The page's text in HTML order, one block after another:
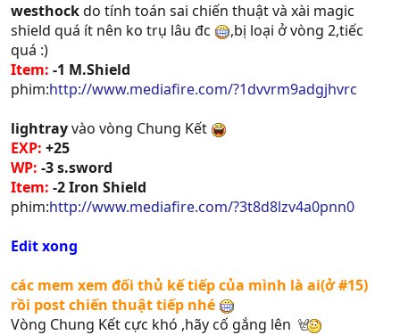
westhockdo tính toán sai chiến thuật và xài magic
shield quá ít nên ko trụ lâu đc
,bị loại ở vòng 2,tiếc
quá :)
Item: -1 M.Shield
phim:http://www.mediafire.com/?1dvvrm9adgjhvrc
lightrayvào vòng Chung Kết
EXP: +25
WP: -3 s.sword
Item: -2 Iron Shield
phim:http://www.mediafire.com/?3t8d8lzv4a0pnn0
Edit xong
các mem xem đối thủ kế tiếp của mình là ai(ở #15)
rồi post chiến thuật tiếp nhé
Vòng Chung Kết cực khó ,hãy cố gắng lên